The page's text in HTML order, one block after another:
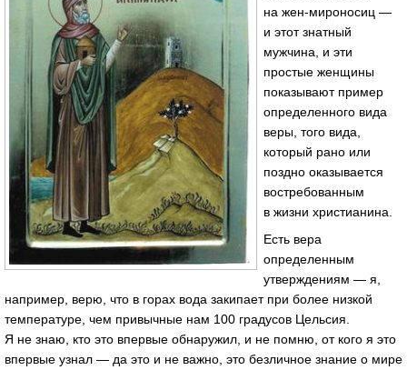
на жен-мироносиц —
и этот знатный
мужчина, и эти
простые женщины
показывают пример
определенного вида
веры, того вида,
который рано или
поздно оказывается
востребованным
в жизни христианина.
Есть вера
определенным
утверждениям — я,
например, верю, что в горах вода закипает при более низкой
температуре, чем привычные нам 100 градусов Цельсия.
Я не знаю, кто это впервые обнаружил, и не помню, от кого я это
впервые узнал — да это и не важно, это безличное знание о мире